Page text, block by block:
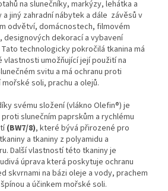
na slunečníky, markýzy, lehátka a
a jiný zahradní nábytek a dále závěsů v
odvětví, domácnostech, filmovém
designových dekorací a vybavení
technologicky pokročilá tkanina má
vlastnosti umožňující její použití na
svitu a má ochranu proti
soli, prachu a olejů.
svému složení (vlákno Olefin®) je
slunečním paprskům a rychlému
(BW7/8), které bývá přirozené pro
a tkaniny z polyamidu a
Další vlastností této tkaniny je
úprava která poskytuje ochranu
skvrnami na bázi oleje a vody, prachem
a účinkem mořské soli.